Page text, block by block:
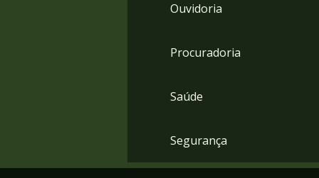
Ouvidoria
Procuradoria
Saúde
Segurança